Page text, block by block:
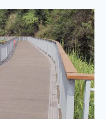
والبلاستيك
لمداخل
المباني
السكنية
والتجارية